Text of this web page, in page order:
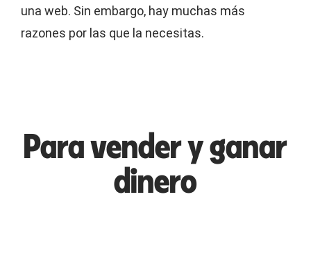
una web. Sin embargo, hay muchas más
razones por las que la necesitas.
Para vender y ganar
dinero